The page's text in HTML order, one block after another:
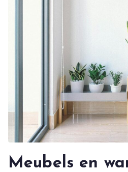
Meubels en